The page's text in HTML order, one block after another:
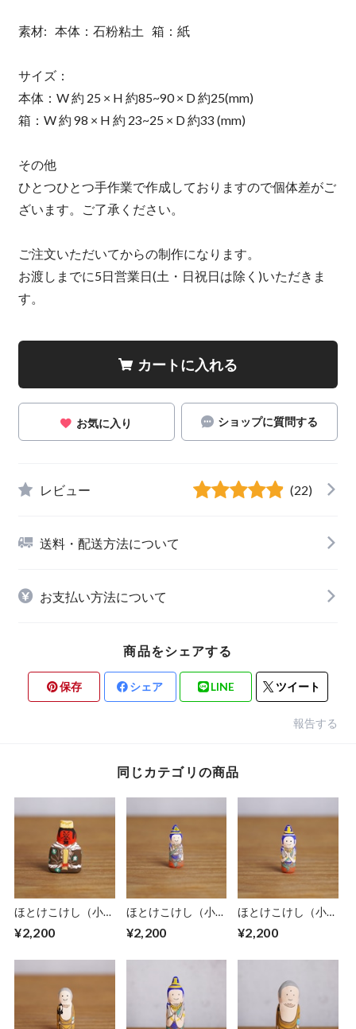
素材: 本体：石粉粘土 箱：紙
サイズ：
本体：W 約 25 × H 約85~90 × D 約25(mm)
箱：W 約 98 × H 約 23~25 × D 約33 (mm)
その他
ひとつひとつ手作業で作成しておりますので個体差がご
ざいます。ご了承ください。
ご注文いただいてからの制作になります。
お渡しまでに5日営業日(土・日祝日は除く)いただきま
す。
カートに入れる
お気に入り ショップに質問する
レビュー (22)
送料・配送方法について
お支払い方法について
商品をシェアする
保存 シェア LINE ツイート
報告する
同じカテゴリの商品
ほとけこけし（小）
¥2,200
ほとけこけし（小）
¥2,200
ほとけこけし（小）
¥2,200